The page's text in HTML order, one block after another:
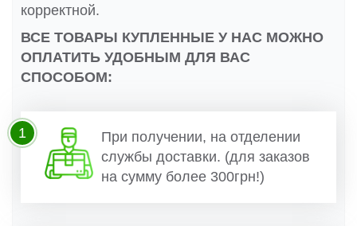
корректной.
ВСЕ ТОВАРЫ КУПЛЕННЫЕ У НАС МОЖНО
ОПЛАТИТЬ УДОБНЫМ ДЛЯ ВАС
СПОСОБОМ:
При получении, на отделении
службы доставки. (для заказов
на сумму более 300грн!)
1